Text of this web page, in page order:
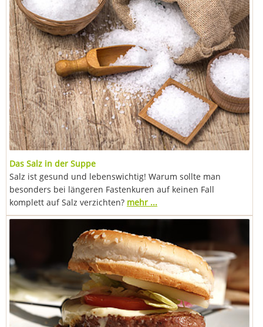
Das Salz in der Suppe
Salz ist gesund und lebenswichtig! Warum sollte man
besonders bei längeren Fastenkuren auf keinen Fall
komplett auf Salz verzichten? mehr ...